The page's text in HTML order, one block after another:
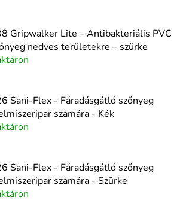
Gripwalker Lite – Antibakteriális PVC
nedves területekre – szürke
Sani-Flex - Fáradásgátló szőnyeg
számára - Kék
Sani-Flex - Fáradásgátló szőnyeg
számára - Szürke